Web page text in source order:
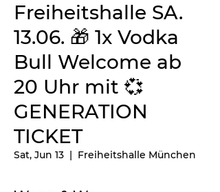
Freiheitshalle SA.
13.06. 🎁 1x Vodka
Bull Welcome ab
20 Uhr mit 💞
GENERATION
TICKET
Sat, Jun 13
  |
Freiheitshalle München